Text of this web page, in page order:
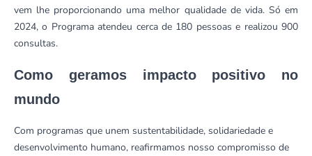
vem lhe proporcionando uma melhor qualidade de vida. Só em
2024, o Programa atendeu cerca de 180 pessoas e realizou 900
consultas.
Como geramos impacto positivo no
mundo
Com programas que unem sustentabilidade, solidariedade e
desenvolvimento humano, reafirmamos nosso compromisso de